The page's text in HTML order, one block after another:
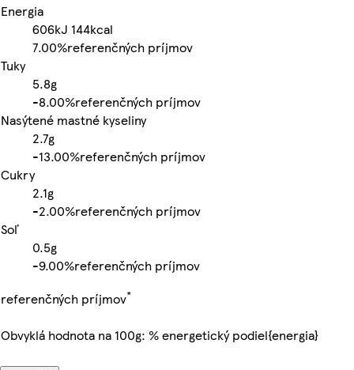
Energia
606kJ 144kcal
7.00%referenčných príjmov
Tuky
5.8g
-8.00%referenčných príjmov
Nasýtené mastné kyseliny
2.7g
-13.00%referenčných príjmov
Cukry
2.1g
-2.00%referenčných príjmov
Soľ
0.5g
-9.00%referenčných príjmov
referenčných príjmov*
Obvyklá hodnota na 100g: % energetický podiel{energia}